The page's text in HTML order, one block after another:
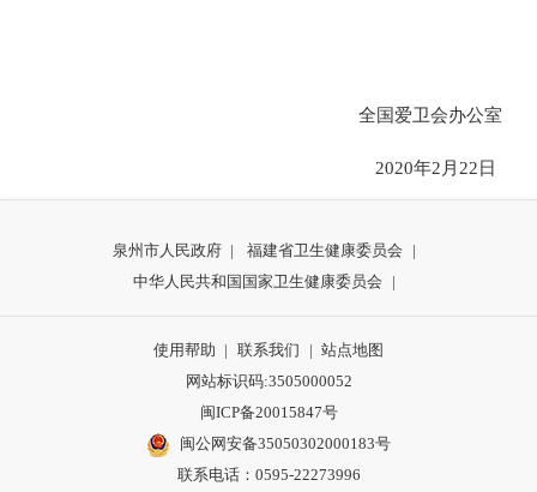
全国爱卫会办公室
2020年2月22日
泉州市人民政府 | 福建省卫生健康委员会
|
中华人民共和国国家卫生健康委员会
|
使用帮助 | 联系我们 | 站点地图
网站标识码:3505000052
闽ICP备20015847号
闽公网安备35050302000183号
联系电话：0595-22273996